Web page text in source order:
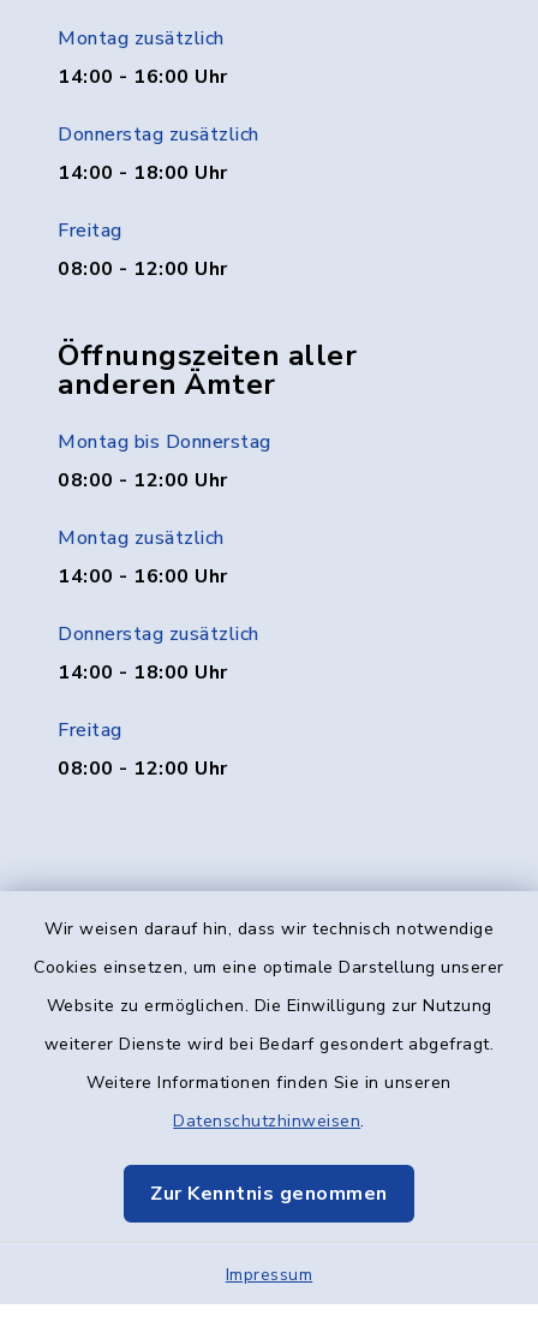
Wir weisen darauf hin, dass wir technisch notwendige
Cookies einsetzen, um eine optimale Darstellung unserer
Website zu ermöglichen. Die Einwilligung zur Nutzung
weiterer Dienste wird bei Bedarf gesondert abgefragt.
Weitere Informationen finden Sie in unseren
Datenschutzhinweisen.
Zur Kenntnis genommen
Impressum
Montag zusätzlich
14:00 - 16:00 Uhr
Donnerstag zusätzlich
14:00 - 18:00 Uhr
Freitag
08:00 - 12:00 Uhr
Öffnungszeiten aller
anderen Ämter
Montag bis Donnerstag
08:00 - 12:00 Uhr
Montag zusätzlich
14:00 - 16:00 Uhr
Donnerstag zusätzlich
14:00 - 18:00 Uhr
Freitag
08:00 - 12:00 Uhr
Kontakt
Datenschutz
Elektronische Kommunikation
Sitemap